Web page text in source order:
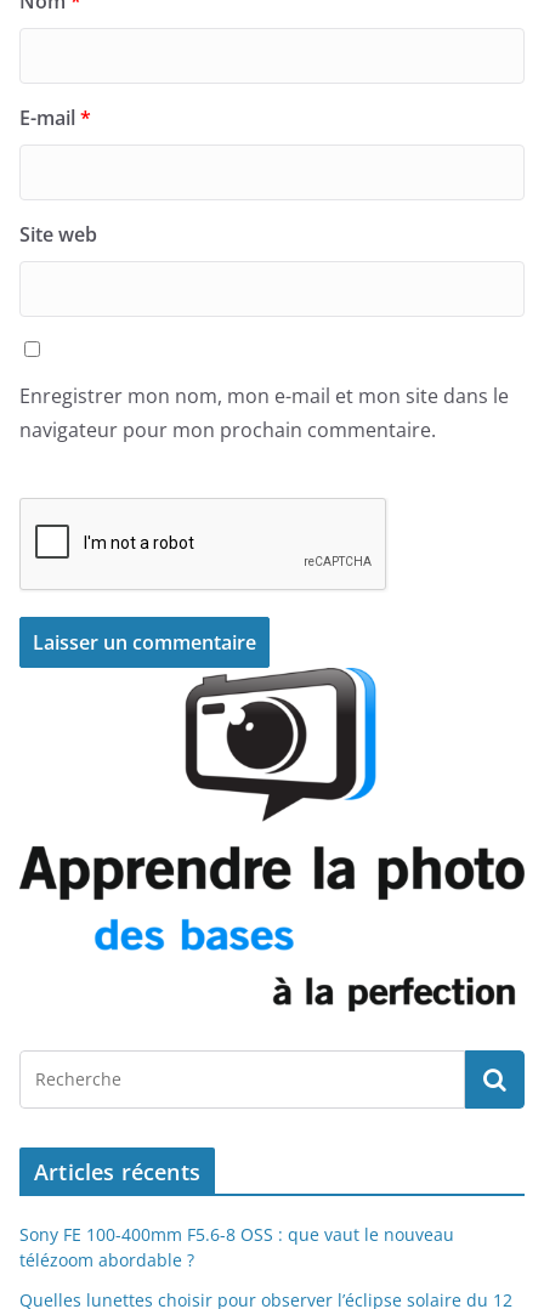
E-mail*
Site web
Enregistrer mon nom, mon e-mail et mon site dans le
navigateur pour mon prochain commentaire.
Articles récents
Sony FE 100-400mm F5.6-8 OSS : que vaut le nouveau
télézoom abordable ?
Quelles lunettes choisir pour observer l’éclipse solaire du 12